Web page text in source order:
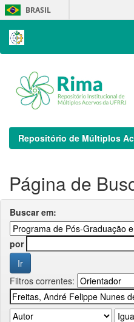
Skip
navigation
BRASIL
Repositório de Múltiplos
Página de
Buscar em:
por
Filtros correntes: